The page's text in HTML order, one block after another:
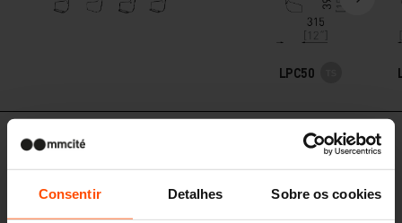
Consentir Detalhes Sobre os cookies
LPC50
LPC60 - LPC61 - LPC69 - LPC80 - LPC81 - LPC89
Perna
LPC60, LPC80 Perna central / bilateral, LPC61, LPC81 Perna lateral /
aço